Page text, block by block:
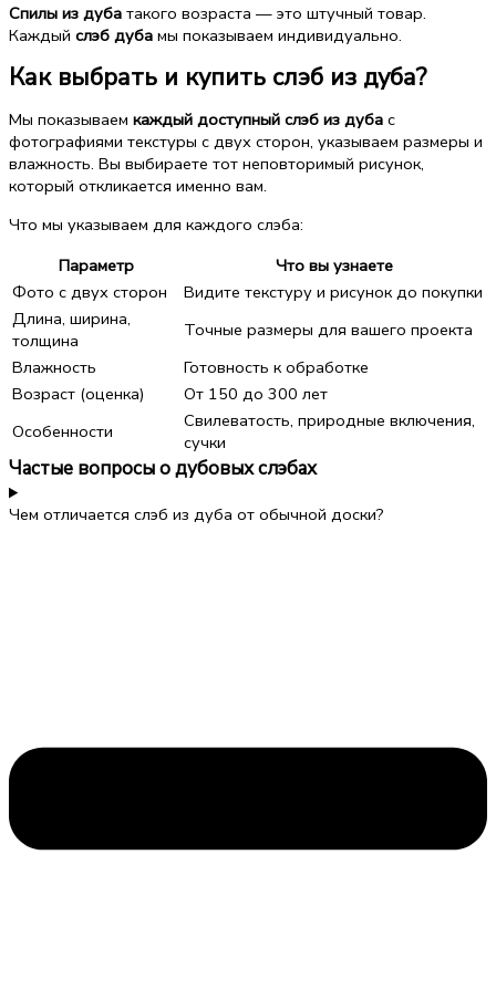
Спилы из дуба такого возраста — это штучный товар.
Каждый слэб дуба мы показываем индивидуально.
Как выбрать и купить слэб из дуба?
Мы показываем каждый доступный слэб из дуба с
фотографиями текстуры с двух сторон, указываем размеры и
влажность. Вы выбираете тот неповторимый рисунок,
который откликается именно вам.
Что мы указываем для каждого слэба:
Параметр
Что вы узнаете
Фото с двух сторон
Видите текстуру и рисунок до покупки
Длина, ширина,
толщина
Точные размеры для вашего проекта
Влажность
Готовность к обработке
Возраст (оценка)
От 150 до 300 лет
Особенности
Свилеватость, природные включения,
сучки
Частые вопросы о дубовых слэбах
Чем отличается слэб из дуба от обычной доски?